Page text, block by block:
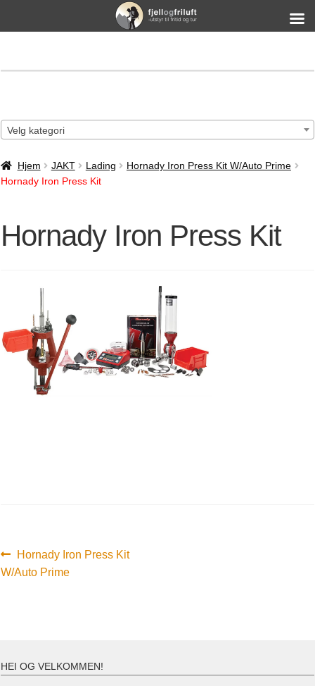
Velg kategori
Hjem JAKT Lading
Hornady Iron Press Kit W/Auto Prime
Hornady Iron Press Kit
Hornady Iron Press Kit
Innleggsnavigasjon
Forrige
innlegg:
Hornady Iron Press Kit
W/Auto Prime
HEI OG VELKOMMEN!